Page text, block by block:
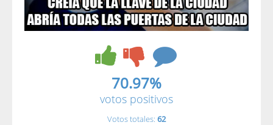
70.97%
votos positivos
Votos totales: 62